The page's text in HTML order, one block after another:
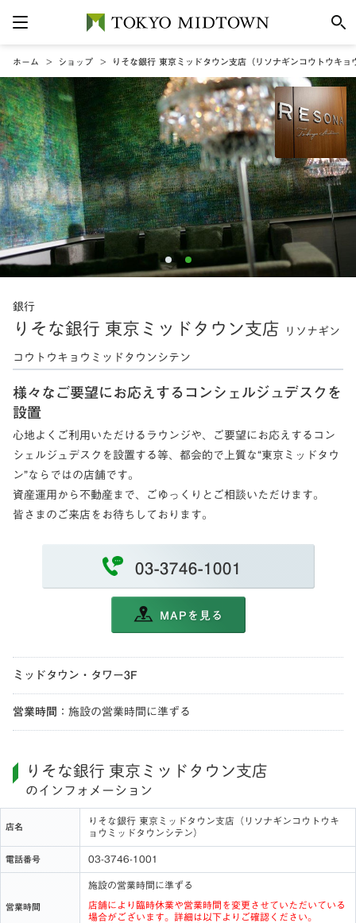
ホーム ショップ りそな銀行 東京ミッドタウン支店（リソナギンコウトウキョ
銀行
りそな銀行 東京ミッドタウン支店 リソナギン
コウトウキョウミッドタウンシテン
様々なご要望にお応えするコンシェルジュデスクを
設置
心地よくご利用いただけるラウンジや、ご要望にお応えするコン
シェルジュデスクを設置する等、都会的で上質な“東京ミッドタウ
ン”ならではの店舗です。
資産運用から不動産まで、ごゆっくりとご相談いただけます。
皆さまのご来店をお待ちしております。
03-3746-1001
MAPを見る
ミッドタウン・タワー3F
営業時間 ： 施設の営業時間に準ずる
りそな銀行 東京ミッドタウン支店
のインフォメーション
店名
りそな銀行 東京ミッドタウン支店（リソナギンコウトウキ
ョウミッドタウンシテン）
電話番号 03-3746-1001
営業時間
施設の営業時間に準ずる
店舗により臨時休業や営業時間を変更させていただいている
場合がございます。詳細は以下よりご確認ください。